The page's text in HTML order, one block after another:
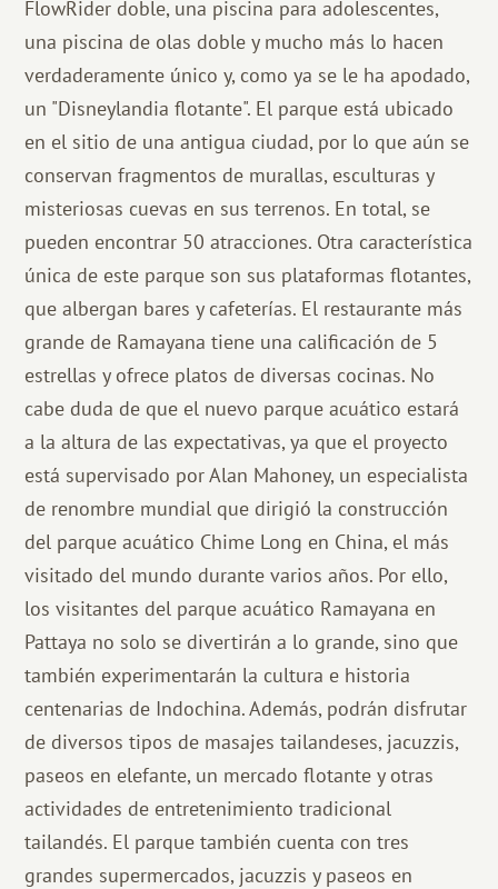
FlowRider doble, una piscina para adolescentes,
una piscina de olas doble y mucho más lo hacen
verdaderamente único y, como ya se le ha apodado,
un "Disneylandia flotante". El parque está ubicado
en el sitio de una antigua ciudad, por lo que aún se
conservan fragmentos de murallas, esculturas y
misteriosas cuevas en sus terrenos. En total, se
pueden encontrar 50 atracciones. Otra característica
única de este parque son sus plataformas flotantes,
que albergan bares y cafeterías. El restaurante más
grande de Ramayana tiene una calificación de 5
estrellas y ofrece platos de diversas cocinas. No
cabe duda de que el nuevo parque acuático estará
a la altura de las expectativas, ya que el proyecto
está supervisado por Alan Mahoney, un especialista
de renombre mundial que dirigió la construcción
del parque acuático Chime Long en China, el más
visitado del mundo durante varios años. Por ello,
los visitantes del parque acuático Ramayana en
Pattaya no solo se divertirán a lo grande, sino que
también experimentarán la cultura e historia
centenarias de Indochina. Además, podrán disfrutar
de diversos tipos de masajes tailandeses, jacuzzis,
paseos en elefante, un mercado flotante y otras
actividades de entretenimiento tradicional
tailandés. El parque también cuenta con tres
grandes supermercados, jacuzzis y paseos en